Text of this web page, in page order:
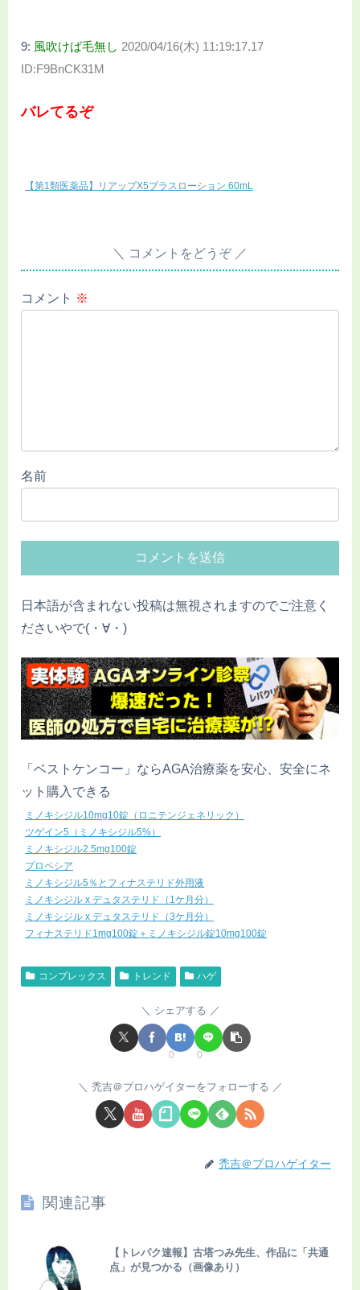
9: 風吹けば毛無し 2020/04/16(木) 11:19:17.17
ID:F9BnCK31M
バレてるぞ
【第1類医薬品】リアップX5プラスローション 60mL
コメントをどうぞ
コメント ※
名前
日本語が含まれない投稿は無視されますのでご注意く
ださいやで(・∀・)
「ベストケンコー」ならAGA治療薬を安心、安全にネ
ット購入できる
ミノキシジル10mg10錠（ロニテンジェネリック）
ツゲイン5（ミノキシジル5%）
ミノキシジル2.5mg100錠
プロペシア
ミノキシジル5％とフィナステリド外用液
ミノキシジル x デュタステリド（1ケ月分）
ミノキシジル x デュタステリド（3ケ月分）
フィナステリド1mg100錠＋ミノキシジル錠10mg100錠
コンプレックス トレンド ハゲ
シェアする
0 0
禿吉＠プロハゲイターをフォローする
禿吉＠プロハゲイター
関連記事
【トレパク速報】古塔つみ先生、作品に「共通
点」が見つかる（画像あり）